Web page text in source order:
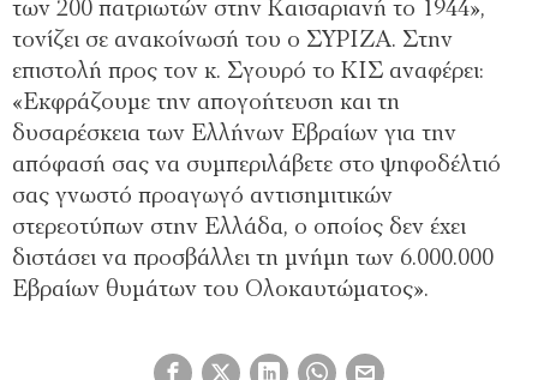
των 200 πατριωτών στην Καισαριανή το 1944»,
τονίζει σε ανακοίνωσή του ο ΣΥΡΙΖΑ. Στην
επιστολή προς τον κ. Σγουρό το ΚΙΣ αναφέρει:
«Εκφράζουμε την απογοήτευση και τη
δυσαρέσκεια των Ελλήνων Εβραίων για την
απόφασή σας να συμπεριλάβετε στο ψηφοδέλτιό
σας γνωστό προαγωγό αντισημιτικών
στερεοτύπων στην Ελλάδα, ο οποίος δεν έχει
διστάσει να προσβάλλει τη μνήμη των 6.000.000
Εβραίων θυμάτων του Ολοκαυτώματος».